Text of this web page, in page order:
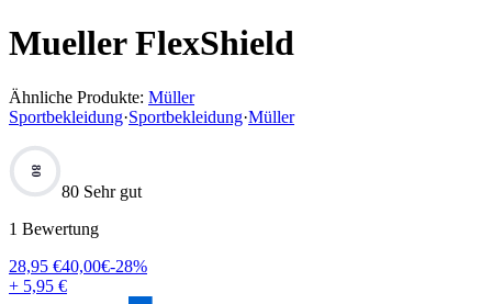
Mueller FlexShield
Ähnliche Produkte: Müller
Sportbekleidung·Sportbekleidung·Müller
80
80 Sehr gut
1 Bewertung
28,95 €40,00€-28%
+ 5,95 €